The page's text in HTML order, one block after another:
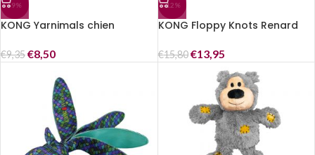
-9%
KONG Yarnimals chien
€9,35€8,50
-12%
KONG Floppy Knots Renard
€15,80 €13,95